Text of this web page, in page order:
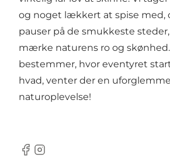
og noget lækkert at spise med,
pauser på de smukkeste
mærke naturens ro og
bestemmer, hvor eventyret
hvad, venter der en
naturoplevelse!
Facebook
Instagram